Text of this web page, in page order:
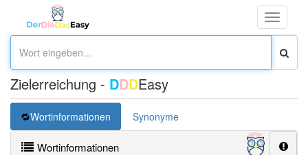
Toggle
Zielerreichung - DDDEasy
Wortinformationen Synonyme
Wortinformationen